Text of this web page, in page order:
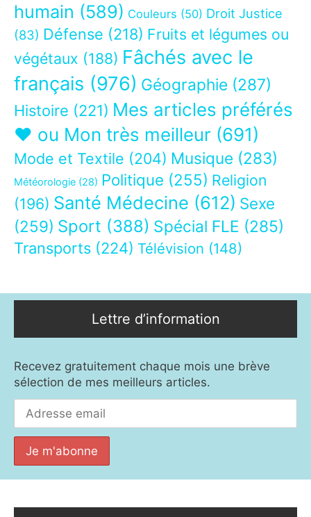
humain (589) Couleurs (50) Droit Justice
(83) Défense (218) Fruits et légumes ou
végétaux (188) Fâchés avec le
français (976) Géographie (287)
Histoire (221) Mes articles préférés
❤ ou Mon très meilleur (691)
Mode et Textile (204) Musique (283)
Météorologie (28) Politique (255) Religion
(196) Santé Médecine (612) Sexe
(259) Sport (388) Spécial FLE (285)
Transports (224) Télévision (148)
Lettre d’information
Recevez gratuitement chaque mois une brève
sélection de mes meilleurs articles.